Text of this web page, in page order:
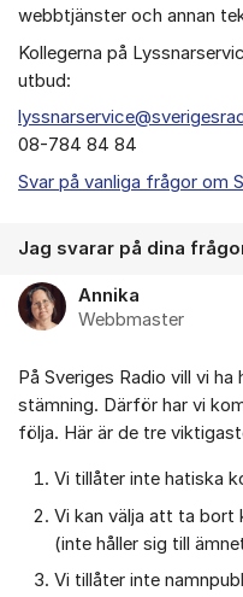
webbtjänster och annan
Kollegerna på
utbud:
08-784 84 84
Svar på vanliga frågor om
Jag svarar på dina
Annika
Webbmaster
På Sveriges Radio vill vi
stämning. Därför har vi
följa. Här är de tre
Vi tillåter inte hatiska
Vi kan välja att ta
(inte håller sig till
Vi tillåter inte